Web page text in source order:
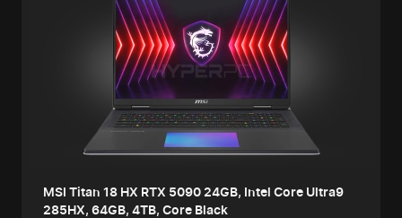
MSI Titan 18 HX RTX 5090 24GB, Intel Core Ultra9
285HX, 64GB, 4TB, Core Black